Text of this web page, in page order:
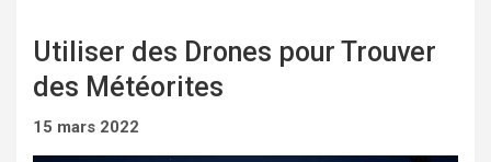
Utiliser des Drones pour Trouver
des Météorites
15 mars 2022